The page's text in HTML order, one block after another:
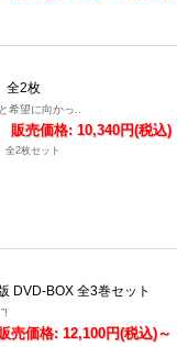
全2枚
希望に向かっ..
販売価格: 10,340円(税込)
全2枚セット
DVD-BOX 全3巻セット
売価格: 12,100円(税込)～